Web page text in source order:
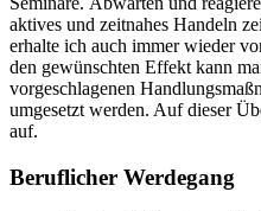
aktives und zeitnahes Handeln
erhalte ich auch immer wieder
den gewünschten Effekt kann
vorgeschlagenen
umgesetzt werden. Auf dieser
auf.
Beruflicher Werdegang